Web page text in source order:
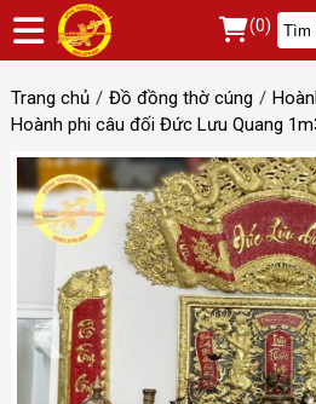
(0)
Trang chủ Đồ đồng thờ cúng
Hoành phi câu đối Đức Lưu Quang